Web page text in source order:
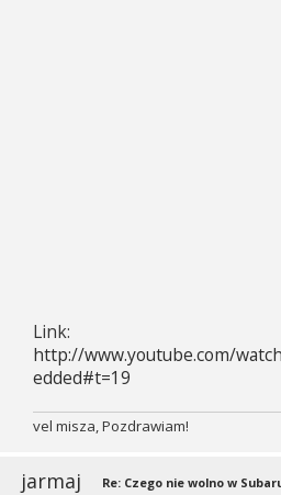
Link:
http://www.youtube.com/
edded#t=19
vel misza, Pozdrawiam!
jarmaj Re: Czego nie wolno w